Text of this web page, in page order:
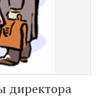
директора